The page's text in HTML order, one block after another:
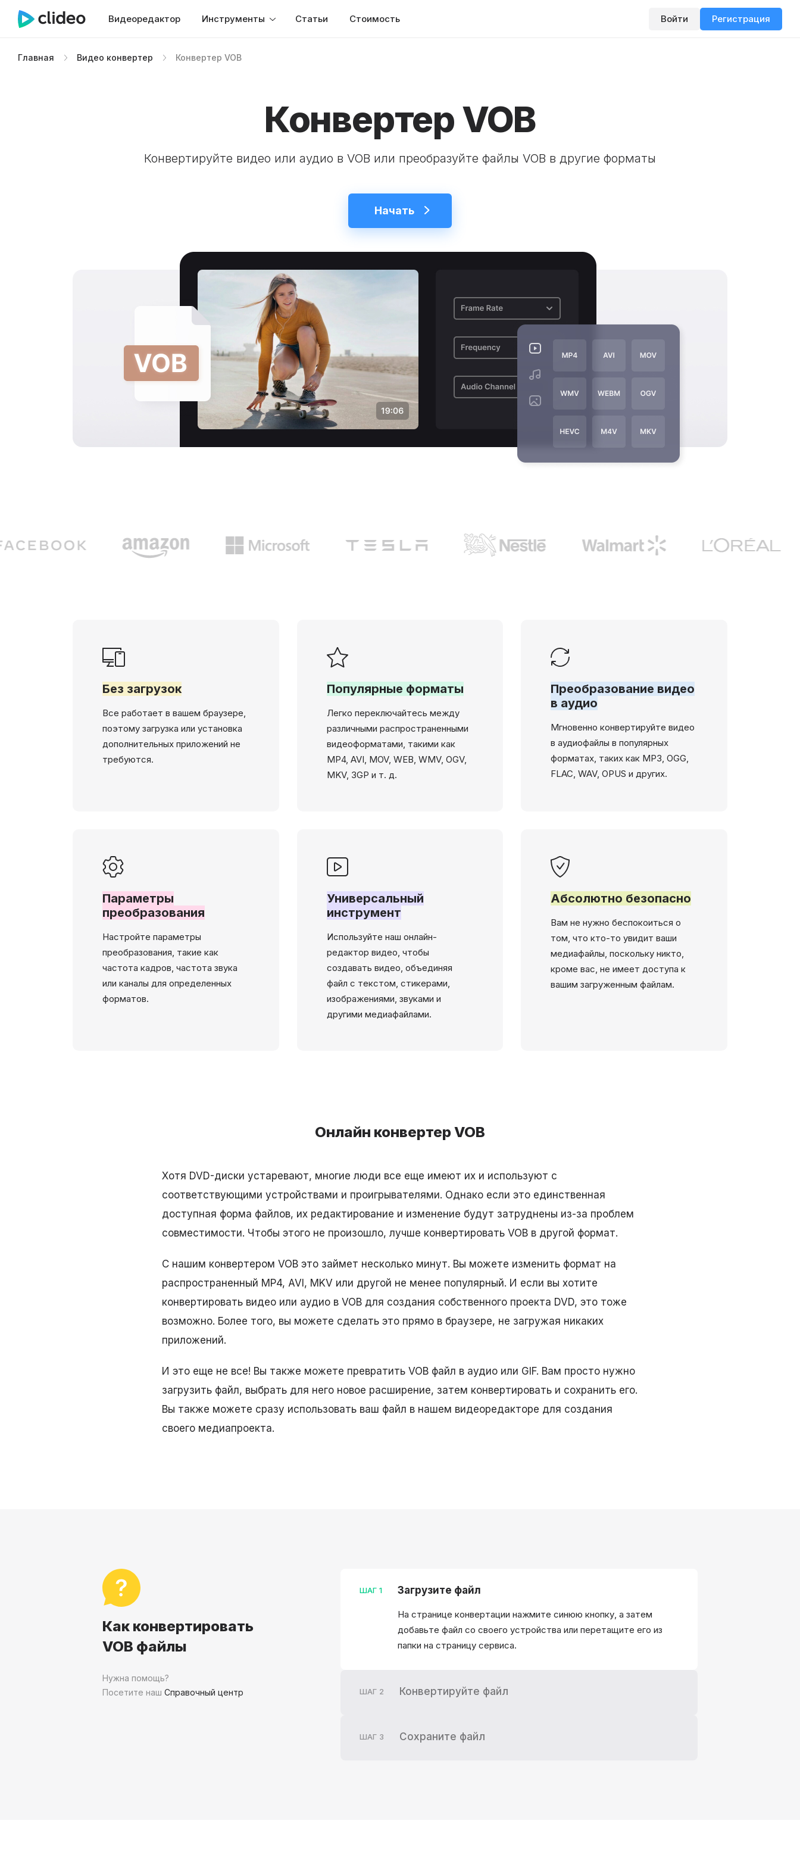
Видеоредактор Инструменты Статьи Стоимость Войти Регистрация
Главная Видео конвертер Конвертер VOB
Конвертер VOB
Конвертируйте видео или аудио в VOB или преобразуйте файлы VOB в другие форматы
Начать
Без загрузок
Все работает в вашем браузере,
поэтому загрузка или установка
дополнительных приложений не
требуются.
Популярные форматы
Легко переключайтесь между
различными распространенными
видеоформатами, такими как
MP4, AVI, MOV, WEB, WMV, OGV,
MKV, 3GP и т. д.
Преобразование видео
в аудио
Мгновенно конвертируйте видео
в аудиофайлы в популярных
форматах, таких как MP3, OGG,
FLAC, WAV, OPUS и других.
Параметры
преобразования
Настройте параметры
преобразования, такие как
частота кадров, частота звука
или каналы для определенных
форматов.
Универсальный
инструмент
Используйте наш онлайн-
редактор видео, чтобы
создавать видео, объединяя
файл с текстом, стикерами,
изображениями, звуками и
другими медиафайлами.
Абсолютно безопасно
Вам не нужно беспокоиться о
том, что кто-то увидит ваши
медиафайлы, поскольку никто,
кроме вас, не имеет доступа к
вашим загруженным файлам.
Онлайн конвертер VOB
Хотя DVD-диски устаревают, многие люди все еще имеют их и используют с
соответствующими устройствами и проигрывателями. Однако если это единственная
доступная форма файлов, их редактирование и изменение будут затруднены из-за проблем
совместимости. Чтобы этого не произошло, лучше конвертировать VOB в другой формат.
С нашим конвертером VOB это займет несколько минут. Вы можете изменить формат на
распространенный MP4, AVI, MKV или другой не менее популярный. И если вы хотите
конвертировать видео или аудио в VOB для создания собственного проекта DVD, это тоже
возможно. Более того, вы можете сделать это прямо в браузере, не загружая никаких
приложений.
И это еще не все! Вы также можете превратить VOB файл в аудио или GIF. Вам просто нужно
загрузить файл, выбрать для него новое расширение, затем конвертировать и сохранить его.
Вы также можете сразу использовать ваш файл в нашем видеоредакторе для создания
своего медиапроекта.
Как конвертировать
VOB файлы
Нужна помощь?
Посетите наш Справочный центр
ШАГ 1 Загрузите файл
На странице конвертации нажмите синюю кнопку, а затем
добавьте файл со своего устройства или перетащите его из
папки на страницу сервиса.
ШАГ 2 Конвертируйте файл
ШАГ 3 Сохраните файл